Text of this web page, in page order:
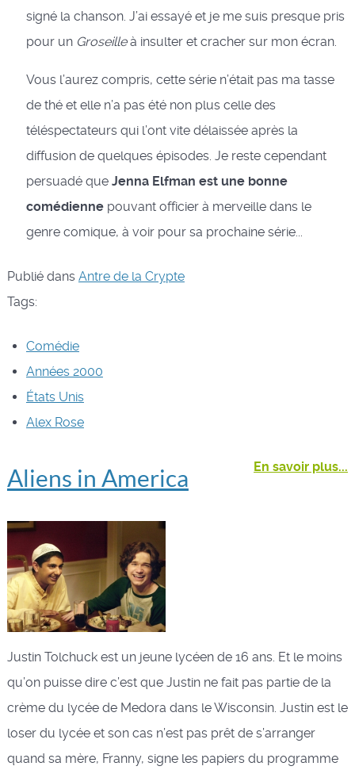
signé la chanson. J’ai essayé et je me suis presque pris
pour un Groseilleà insulter et cracher sur mon écran.
Vous l’aurez compris, cette série n’était pas ma tasse
de thé et elle n’a pas été non plus celle des
téléspectateurs qui l’ont vite délaissée après la
diffusion de quelques épisodes. Je reste cependant
persuadé que Jenna Elfman est une bonne
comédiennepouvant officier à merveille dans le
genre comique, à voir pour sa prochaine série...
Publié dans Antre de la Crypte
Tags:
Comédie
Années 2000
États Unis
Alex Rose
En savoir plus...
Aliens in America
Justin Tolchuck est un jeune lycéen de 16 ans. Et le moins
qu’on puisse dire c’est que Justin ne fait pas partie de la
crème du lycée de Medora dans le Wisconsin. Justin est le
loser du lycée et son cas n’est pas prêt de s’arranger
quand sa mère, Franny, signe les papiers du programme